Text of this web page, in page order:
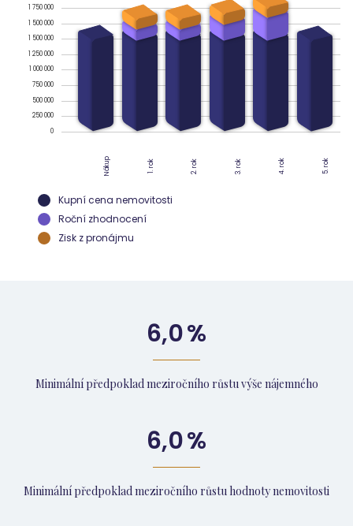
0
250 000
500 000
750 000
1 000 000
1 250 000
1 500 000
1 500 000
1 750 000
Nákup 1. rok 2. rok 3. rok 4. rok 5. rok
Kupní cena nemovitosti
Roční zhodnocení
Zisk z pronájmu
6,0%
Minimální předpoklad meziročního růstu výše nájemného
6,0%
Minimální předpoklad meziročního růstu hodnoty nemovitosti